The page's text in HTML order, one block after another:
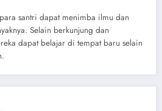
santri dapat menimba ilmu dan
Selain berkunjung dan
dapat belajar di tempat baru selain